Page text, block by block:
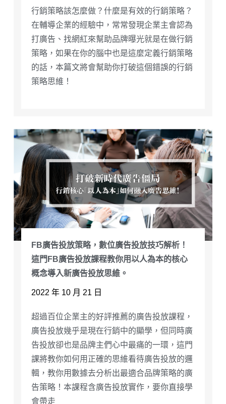
行銷策略該怎麼做？什麼是有效的行銷策略？
在輔導企業的經驗中，常常發現企業主會認為
打廣告、找網紅來幫助品牌曝光就是在做行銷
策略，如果在你的腦中也是這麼定義行銷策略
的話，本篇文將會幫助你打破這個錯誤的行銷
策略思維！
FB廣告投放策略，數位廣告投放技巧解析！
這門FB廣告投放課程教你用以人為本的核心
概念導入新廣告投放思維。
2022 年 10 月 21 日
超過百位企業主的好評推薦的廣告投放課程，
廣告投放幾乎是現在行銷中的顯學，但同時廣
告投放卻也是品牌主們心中最痛的一環，這門
課將教你如何用正確的思維看待廣告投放的邏
輯，教你用數據去分析出最適合品牌策略的廣
告策略！本課程含廣告投放實作，要你直接學
會帶走